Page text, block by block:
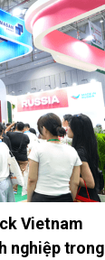
Vietnam
nghiệp trong